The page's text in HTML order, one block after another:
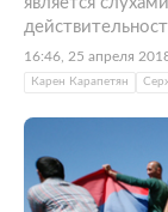
16:46, 25 апреля
Карен Карапетян